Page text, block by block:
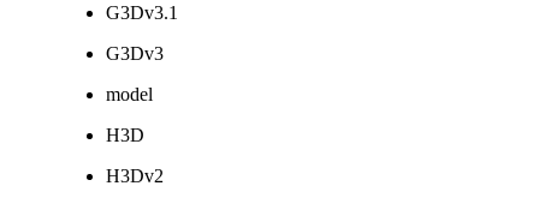
G3Dv3.1
G3Dv3
model
H3D
H3Dv2